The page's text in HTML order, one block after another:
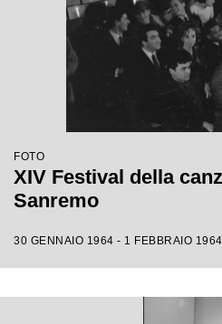
FOTO
XIV Festival della
Sanremo
30 GENNAIO 1964 - 1 FEBBRAIO 1964